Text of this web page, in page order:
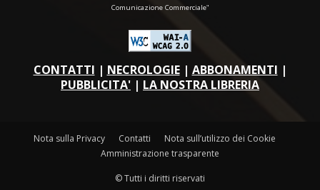
Comunicazione Commerciale"
CONTATTI | NECROLOGIE| ABBONAMENTI |
PUBBLICITA' | LA NOSTRA LIBRERIA
Nota sulla Privacy Contatti
Nota sull’utilizzo dei Cookie
Amministrazione trasparente
© Tutti i diritti riservati